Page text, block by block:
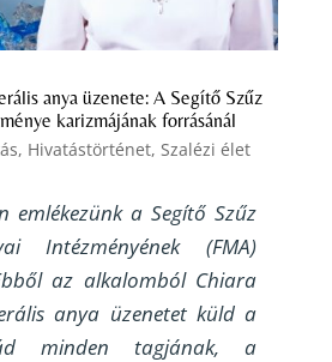
anya üzenete: A Segítő Szűz
karizmájának forrásánál
, Hivatástörténet, Szalézi élet
emlékezünk a Segítő Szűz
Intézményének (FMA)
az alkalomból Chiara
anya üzenetet küld a
minden tagjának, a